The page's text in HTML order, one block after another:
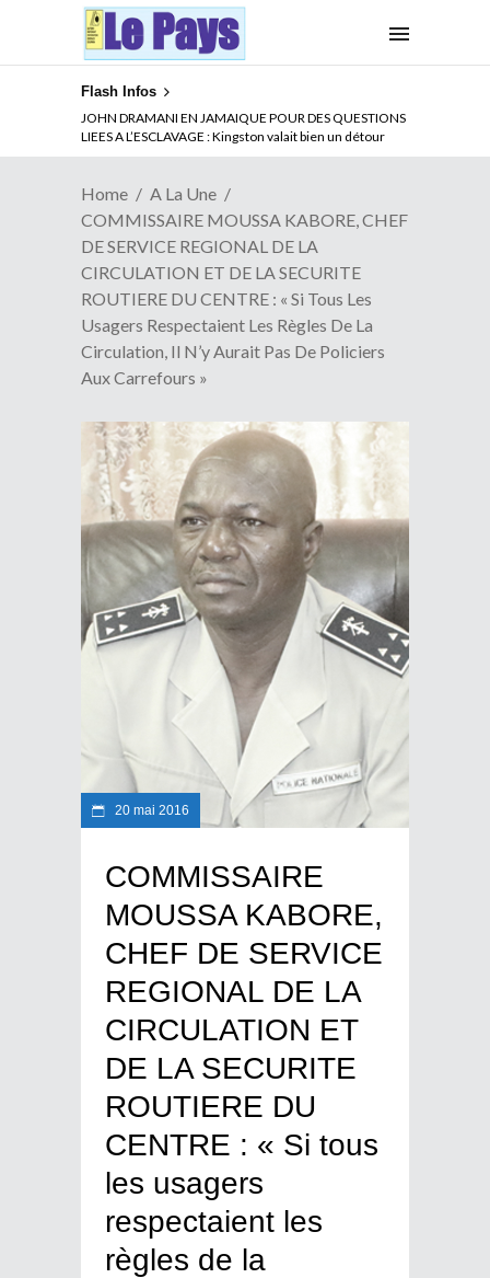
Flash Infos
ABSENCE PROLONGEE DE PAUL BIYA DU CAMEROUN :
Qui pilote le Cameroun ?
Home
A La Une
COMMISSAIRE MOUSSA KABORE, CHEF
DE SERVICE REGIONAL DE LA
CIRCULATION ET DE LA SECURITE
ROUTIERE DU CENTRE : « Si Tous Les
Usagers Respectaient Les Règles De La
Circulation, Il N’y Aurait Pas De Policiers
Aux Carrefours »
20 mai 2016
COMMISSAIRE
MOUSSA KABORE,
CHEF DE SERVICE
REGIONAL DE LA
CIRCULATION ET
DE LA SECURITE
ROUTIERE DU
CENTRE : « Si tous
les usagers
respectaient les
règles de la